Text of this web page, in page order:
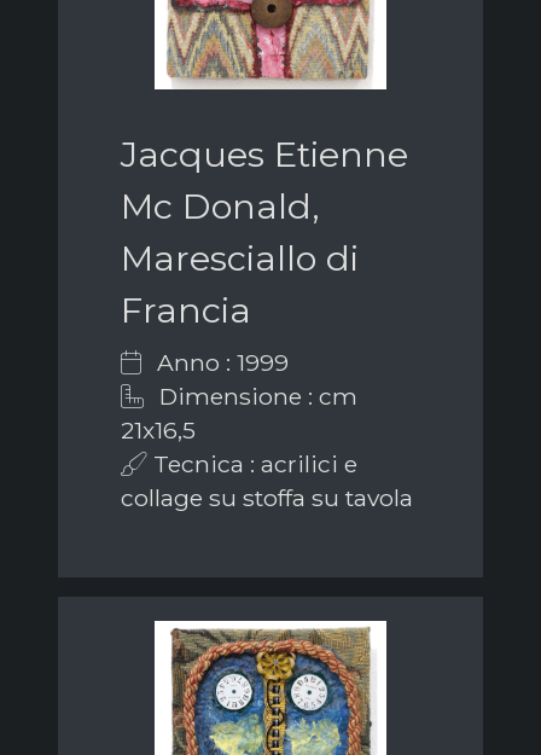
Jacques Etienne
Mc Donald,
Maresciallo di
Francia
Anno : 1999
Dimensione : cm
21x16,5
Tecnica : acrilici e
collage su stoffa su tavola